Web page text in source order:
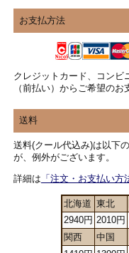
お支払方法
クレジットカード、コンビ
（前払い）からご希望のお
送料
送料(クール代込み)は以下
が、例外がございます。
詳細は 「注文・お支払い
北海道 東北
2940円 2010円
関西
中国